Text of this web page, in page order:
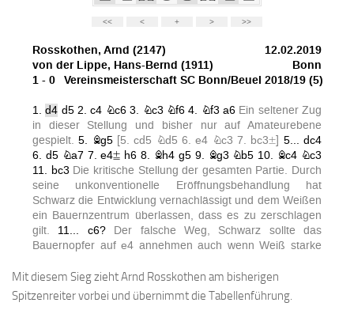
1.Online Schachturnierserie
Termine
Verein
Anfahrt
Vorstand
Mitglieder
Mitglied werden
Satzung
Datenschutzordnung
BKV
Mit diesem Sieg zieht Arnd Rosskothen am bisherigen
Spitzenreiter vorbei und übernimmt die Tabellenführung.